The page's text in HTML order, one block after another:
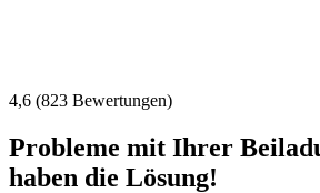
4,6 (823 Bewertungen)
Probleme mit Ihrer
haben die Lösung!